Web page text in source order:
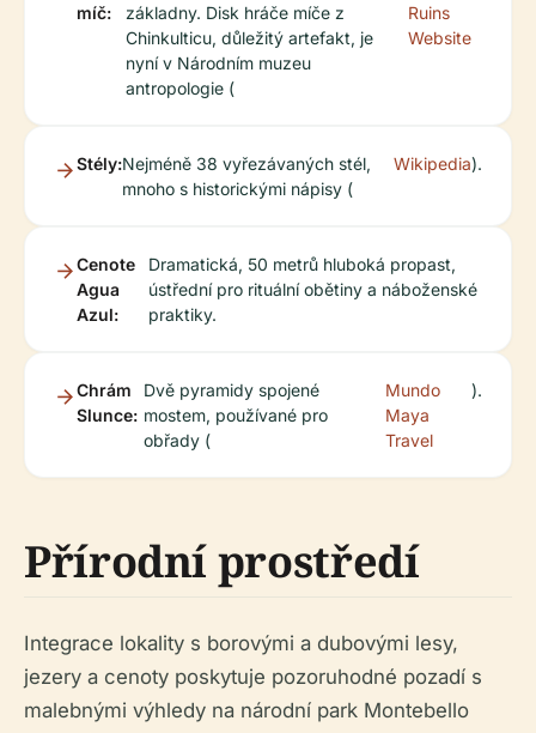
míč:
základny. Disk hráče míče z
Chinkulticu, důležitý artefakt, je
nyní v Národním muzeu
antropologie (
Ruins
Website
Stély:Nejméně 38 vyřezávaných stél,
mnoho s historickými nápisy (
Wikipedia).
Cenote
Agua
Azul:
Dramatická, 50 metrů hluboká propast,
ústřední pro rituální obětiny a náboženské
praktiky.
Chrám
Slunce:
Dvě pyramidy spojené
mostem, používané pro
obřady (
Mundo
Maya
Travel
).
Přírodní prostředí
Integrace lokality s borovými a dubovými lesy,
jezery a cenoty poskytuje pozoruhodné pozadí s
malebnými výhledy na národní park Montebello